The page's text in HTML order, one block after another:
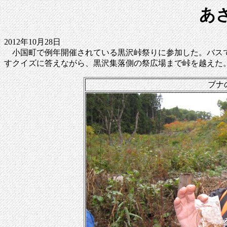
あ
2012年10月28日
小国町で例年開催されている黒沢峠祭りに参加した。バス
すクイズに答えながら、黒沢集落側の祭広場まで峠を越え
ブナ